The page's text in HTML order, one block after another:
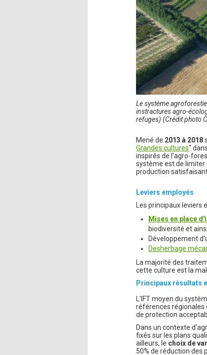
Le système
instractures agro-
refuges) (Crédit photo
Mené de 2013 à 2018
Grandes cultures"
inspirés de l'agro-
système est de limiter
production
Leviers employés
Les principaux
Mises en place
biodiversité et
Développement
Desherbage
La majorité des
cette culture est la
Principaux résultats
L'IFT moyen du
références régionales
de protection
Dans un contexte
fixés sur les plans
ailleurs, le choix de
50% de réduction des